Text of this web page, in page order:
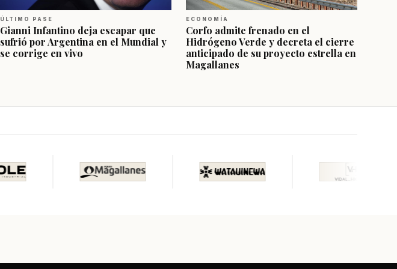
ÚLTIMO PASE
Gianni Infantino deja escapar que
sufrió por Argentina en el Mundial y
se corrige en vivo
ECONOMÍA
Corfo admite frenado en el
Hidrógeno Verde y decreta el cierre
anticipado de su proyecto estrella en
Magallanes